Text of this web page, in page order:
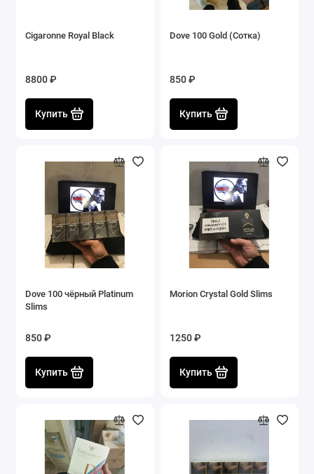
Cigaronne Royal Black
8800 ₽
Купить
Dove 100 Gold (Сотка)
850 ₽
Купить
Dove 100 чёрный Platinum
Slims
850 ₽
Купить
Morion Crystal Gold Slims
1250 ₽
Купить